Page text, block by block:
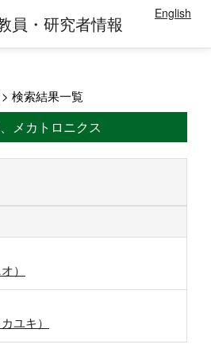
員・研究者情報 English
> 検索結果一覧
メカトロニクス
）
ユキ）